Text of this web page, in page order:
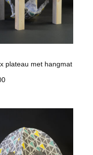
plateau met hangmat